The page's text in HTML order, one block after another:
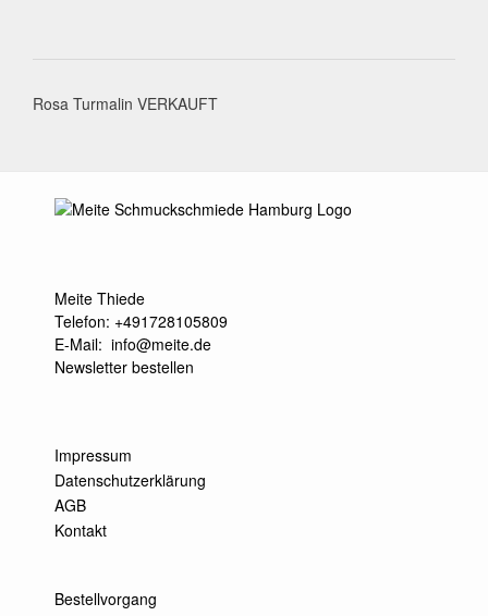
Post
Rosa Turmalin VERKAUFT
Meite Thiede
Telefon: +491728105809
E-Mail: info@meite.de
Newsletter bestellen
Impressum
Datenschutzerklärung
AGB
Kontakt
Bestellvorgang